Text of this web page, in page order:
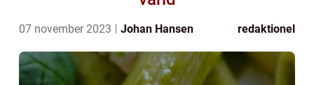
07 november 2023 Johan Hansen redaktionel